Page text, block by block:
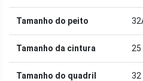
Tamanho do peito
Tamanho da cintura 25
Tamanho do quadril 32